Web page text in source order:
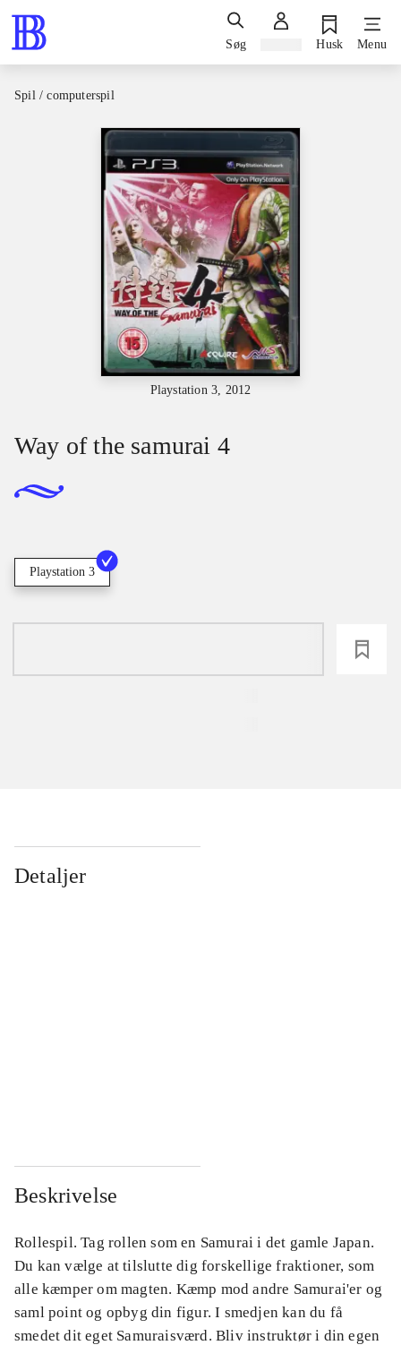
Søg Husk Menu
Spil / computerspil
Playstation 3, 2012
Way of the samurai 4
Playstation 3
Detaljer
Beskrivelse
Rollespil. Tag rollen som en Samurai i det gamle Japan.
Du kan vælge at tilslutte dig forskellige fraktioner, som
alle kæmper om magten. Kæmp mod andre Samurai'er og
saml point og opbyg din figur. I smedjen kan du få
smedet dit eget Samuraisværd. Bliv instruktør i din egen